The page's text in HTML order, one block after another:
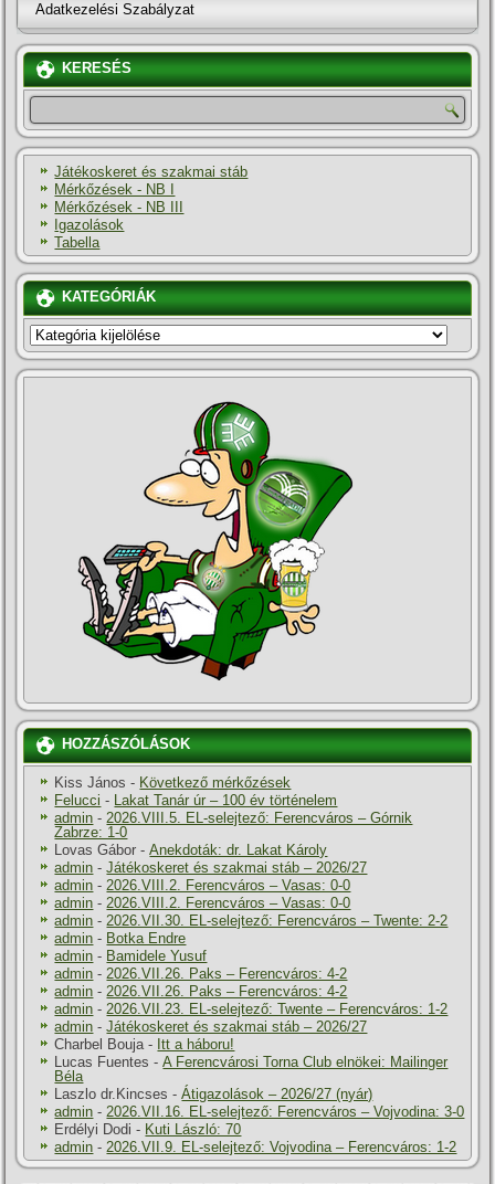
Adatkezelési Szabályzat
KERESÉS
Játékoskeret és szakmai stáb
Mérkőzések - NB I
Mérkőzések - NB III
Igazolások
Tabella
KATEGÓRIÁK
KATEGÓRIÁK
HOZZÁSZÓLÁSOK
Kiss János - Következő mérkőzések
Felucci - Lakat Tanár úr – 100 év történelem
admin -2026.VIII.5. EL-selejtező: Ferencváros – Górnik
Zabrze: 1-0
Lovas Gábor -Anekdoták: dr. Lakat Károly
admin -Játékoskeret és szakmai stáb – 2026/27
admin -2026.VIII.2. Ferencváros – Vasas: 0-0
admin -2026.VIII.2. Ferencváros – Vasas: 0-0
admin -2026.VII.30. EL-selejtező: Ferencváros – Twente: 2-2
admin - Botka Endre
admin - Bamidele Yusuf
admin -2026.VII.26. Paks – Ferencváros: 4-2
admin -2026.VII.26. Paks – Ferencváros: 4-2
admin -2026.VII.23. EL-selejtező: Twente – Ferencváros: 1-2
admin -Játékoskeret és szakmai stáb – 2026/27
Charbel Bouja- Itt a háboru!
Lucas Fuentes -A Ferencvárosi Torna Club elnökei: Mailinger
Béla
Laszlo dr.Kincses -Átigazolások – 2026/27 (nyár)
admin -2026.VII.16. EL-selejtező: Ferencváros – Vojvodina: 3-0
Erdélyi Dodi - Kuti László: 70
admin -2026.VII.9. EL-selejtező: Vojvodina – Ferencváros: 1-2